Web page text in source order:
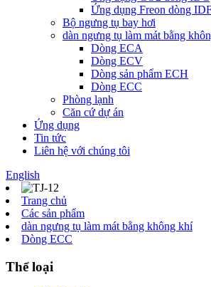
Ứng dụng Freon dòng
Bộ ngưng tụ bay hơi
dàn ngưng tụ làm mát bằng
Dòng ECA
Dòng ECV
Dòng sản phẩm ECH
Dòng ECC
Phòng lạnh
Căn cứ dự án
Ứng dụng
Tin tức
Liên hệ với chúng tôi
English
Trang chủ
Các sản phẩm
dàn ngưng tụ làm mát bằng không khí
Dòng ECC
Thể loại